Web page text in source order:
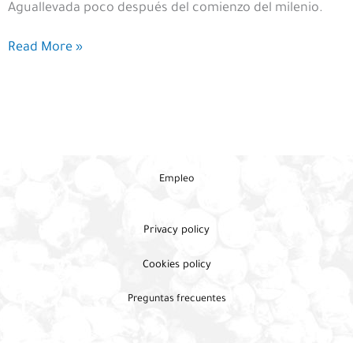
Aguallevada poco después del comienzo del milenio.
Hotel
Read More »
Empleo
Privacy policy
Cookies policy
Preguntas frecuentes